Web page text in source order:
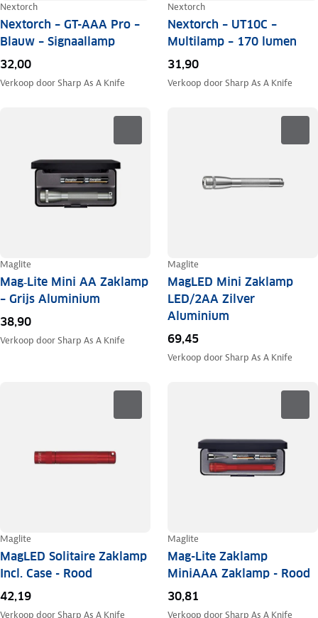
Nextorch
Nextorch – GT-AAA Pro –
Blauw – Signaallamp
32,00
Verkoop doorSharp As A Knife
Nextorch
Nextorch – UT10C –
Multilamp – 170 lumen
31,90
Verkoop doorSharp As A Knife
Maglite
Mag‑Lite Mini AA Zaklamp
– Grijs Aluminium
38,90
Verkoop doorSharp As A Knife
Maglite
MagLED Mini Zaklamp
LED/2AA Zilver
Aluminium
69,45
Verkoop doorSharp As A Knife
Maglite
MagLED Solitaire Zaklamp
Incl. Case - Rood
42,19
Verkoop doorSharp As A Knife
Maglite
Mag-Lite Zaklamp
MiniAAA Zaklamp - Rood
30,81
Verkoop doorSharp As A Knife